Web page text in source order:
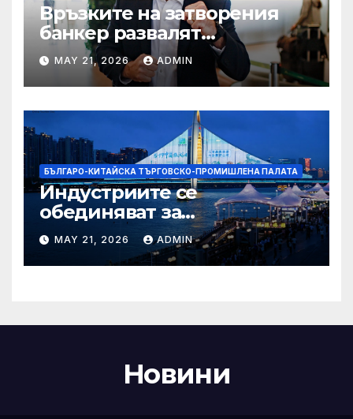
Връзките на затворения
банкер развалят
надеждите на Флавио
Болсонаро за президент на
Бразилия
MAY 21, 2026 ADMIN
БЪЛГАРО-КИТАЙСКА ТЪРГОВСКО-ПРОМИШЛЕНА ПАЛАТА
Индустриите се
обединяват за
висококачествен растеж на
културния и
туристическия сектор
MAY 21, 2026 ADMIN
Новини